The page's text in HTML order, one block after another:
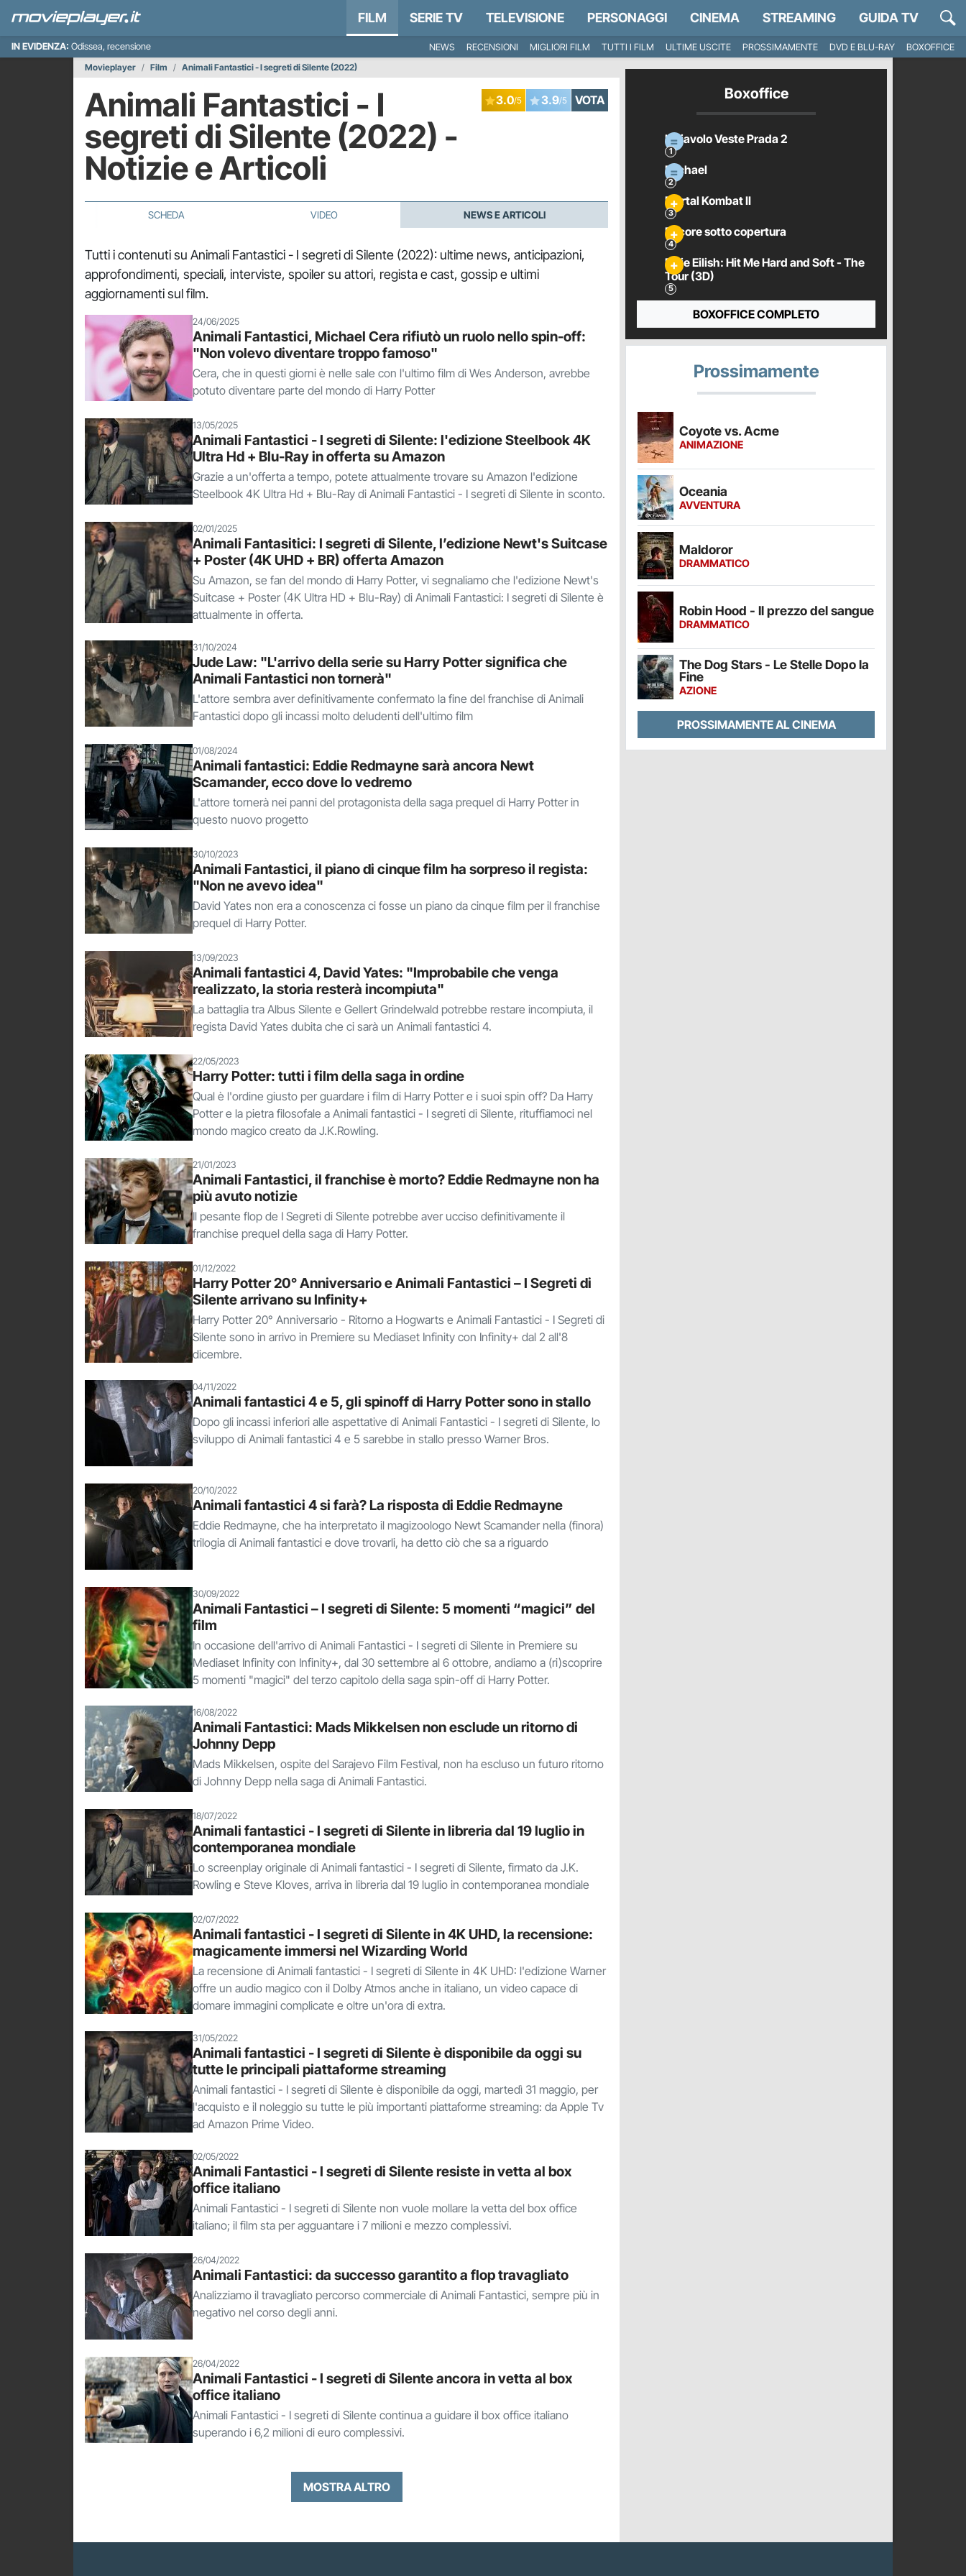
FILM SERIE TV TELEVISIONE PERSONAGGI CINEMA STREAMING GUIDA TV
IN EVIDENZA: Odissea, recensione NEWS RECENSIONI MIGLIORI FILM TUTTI I FILM ULTIME USCITE PROSSIMAMENTE DVD E BLU-RAY
BOXOFFICE
Movieplayer
Film Animali Fantastici - I segreti di Silente (2022)
Animali Fantastici - I
segreti di Silente (2022) -
Notizie e Articoli
3.0/5 3.9/5 VOTA
SCHEDA VIDEO NEWS E ARTICOLI
Tutti i contenuti su Animali Fantastici - I segreti di Silente (2022): ultime news, anticipazioni,
approfondimenti, speciali, interviste, spoiler su attori, regista e cast, gossip e ultimi
aggiornamenti sul film.
24/06/2025
Animali Fantastici, Michael Cera rifiutò un ruolo nello spin-off:
"Non volevo diventare troppo famoso"
Cera, che in questi giorni è nelle sale con l'ultimo film di Wes Anderson, avrebbe
potuto diventare parte del mondo di Harry Potter
13/05/2025
Animali Fantastici - I segreti di Silente: l'edizione Steelbook 4K
Ultra Hd + Blu-Ray in offerta su Amazon
Grazie a un'offerta a tempo, potete attualmente trovare su Amazon l'edizione
Steelbook 4K Ultra Hd + Blu-Ray di Animali Fantastici - I segreti di Silente in sconto.
02/01/2025
Animali Fantasitici: I segreti di Silente, l’edizione Newt's Suitcase
+ Poster (4K UHD + BR) offerta Amazon
Su Amazon, se fan del mondo di Harry Potter, vi segnaliamo che l'edizione Newt's
Suitcase + Poster (4K Ultra HD + Blu-Ray) di Animali Fantastici: I segreti di Silente è
attualmente in offerta.
31/10/2024
Jude Law: "L'arrivo della serie su Harry Potter significa che
Animali Fantastici non tornerà"
L'attore sembra aver definitivamente confermato la fine del franchise di Animali
Fantastici dopo gli incassi molto deludenti dell'ultimo film
01/08/2024
Animali fantastici: Eddie Redmayne sarà ancora Newt
Scamander, ecco dove lo vedremo
L'attore tornerà nei panni del protagonista della saga prequel di Harry Potter in
questo nuovo progetto
30/10/2023
Animali Fantastici, il piano di cinque film ha sorpreso il regista:
"Non ne avevo idea"
David Yates non era a conoscenza ci fosse un piano da cinque film per il franchise
prequel di Harry Potter.
13/09/2023
Animali fantastici 4, David Yates: "Improbabile che venga
realizzato, la storia resterà incompiuta"
La battaglia tra Albus Silente e Gellert Grindelwald potrebbe restare incompiuta, il
regista David Yates dubita che ci sarà un Animali fantastici 4.
22/05/2023
Harry Potter: tutti i film della saga in ordine
Qual è l'ordine giusto per guardare i film di Harry Potter e i suoi spin off? Da Harry
Potter e la pietra filosofale a Animali fantastici - I segreti di Silente, rituffiamoci nel
mondo magico creato da J.K.Rowling.
21/01/2023
Animali Fantastici, il franchise è morto? Eddie Redmayne non ha
più avuto notizie
Il pesante flop de I Segreti di Silente potrebbe aver ucciso definitivamente il
franchise prequel della saga di Harry Potter.
01/12/2022
Harry Potter 20° Anniversario e Animali Fantastici – I Segreti di
Silente arrivano su Infinity+
Harry Potter 20° Anniversario - Ritorno a Hogwarts e Animali Fantastici - I Segreti di
Silente sono in arrivo in Premiere su Mediaset Infinity con Infinity+ dal 2 all'8
dicembre.
04/11/2022
Animali fantastici 4 e 5, gli spinoff di Harry Potter sono in stallo
Dopo gli incassi inferiori alle aspettative di Animali Fantastici - I segreti di Silente, lo
sviluppo di Animali fantastici 4 e 5 sarebbe in stallo presso Warner Bros.
20/10/2022
Animali fantastici 4 si farà? La risposta di Eddie Redmayne
Eddie Redmayne, che ha interpretato il magizoologo Newt Scamander nella (finora)
trilogia di Animali fantastici e dove trovarli, ha detto ciò che sa a riguardo
30/09/2022
Animali Fantastici – I segreti di Silente: 5 momenti “magici” del
film
In occasione dell'arrivo di Animali Fantastici - I segreti di Silente in Premiere su
Mediaset Infinity con Infinity+, dal 30 settembre al 6 ottobre, andiamo a (ri)scoprire
5 momenti "magici" del terzo capitolo della saga spin-off di Harry Potter.
16/08/2022
Animali Fantastici: Mads Mikkelsen non esclude un ritorno di
Johnny Depp
Mads Mikkelsen, ospite del Sarajevo Film Festival, non ha escluso un futuro ritorno
di Johnny Depp nella saga di Animali Fantastici.
18/07/2022
Animali fantastici - I segreti di Silente in libreria dal 19 luglio in
contemporanea mondiale
Lo screenplay originale di Animali fantastici - I segreti di Silente, firmato da J.K.
Rowling e Steve Kloves, arriva in libreria dal 19 luglio in contemporanea mondiale
02/07/2022
Animali fantastici - I segreti di Silente in 4K UHD, la recensione:
magicamente immersi nel Wizarding World
La recensione di Animali fantastici - I segreti di Silente in 4K UHD: l'edizione Warner
offre un audio magico con il Dolby Atmos anche in italiano, un video capace di
domare immagini complicate e oltre un'ora di extra.
31/05/2022
Animali fantastici - I segreti di Silente è disponibile da oggi su
tutte le principali piattaforme streaming
Animali fantastici - I segreti di Silente è disponibile da oggi, martedì 31 maggio, per
l'acquisto e il noleggio su tutte le più importanti piattaforme streaming: da Apple Tv
ad Amazon Prime Video.
02/05/2022
Animali Fantastici - I segreti di Silente resiste in vetta al box
office italiano
Animali Fantastici - I segreti di Silente non vuole mollare la vetta del box office
italiano; il film sta per agguantare i 7 milioni e mezzo complessivi.
26/04/2022
Animali Fantastici: da successo garantito a flop travagliato
Analizziamo il travagliato percorso commerciale di Animali Fantastici, sempre più in
negativo nel corso degli anni.
26/04/2022
Animali Fantastici - I segreti di Silente ancora in vetta al box
office italiano
Animali Fantastici - I segreti di Silente continua a guidare il box office italiano
superando i 6,2 milioni di euro complessivi.
MOSTRA ALTRO
Boxoffice
Il Diavolo Veste Prada 2
Michael
Mortal Kombat II
Pecore sotto copertura
Billie Eilish: Hit Me Hard and Soft - The
Tour (3D)
BOXOFFICE COMPLETO
Prossimamente
Coyote vs. Acme
ANIMAZIONE
Oceania
AVVENTURA
Maldoror
DRAMMATICO
Robin Hood - Il prezzo del sangue
DRAMMATICO
The Dog Stars - Le Stelle Dopo la
Fine
AZIONE
PROSSIMAMENTE AL CINEMA